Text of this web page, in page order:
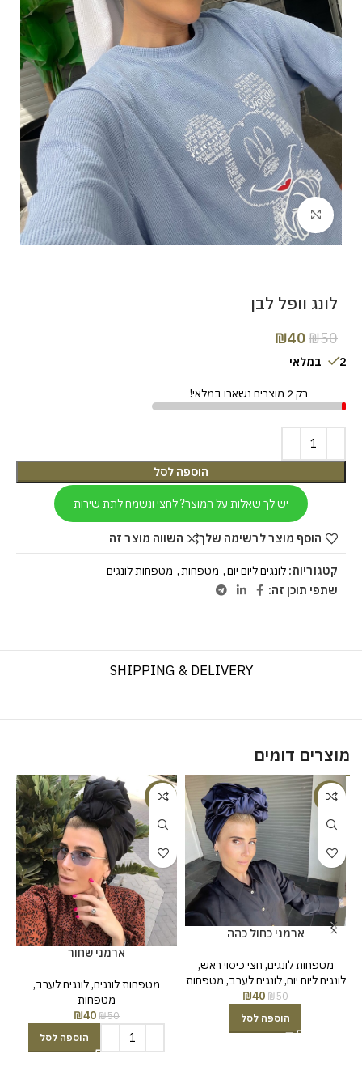
Click to enlarge
לונג וופל לבן
₪50
₪40
2 במלאי
רק 2 מוצרים נשארו במלאי!
הוספה לסל
יש לך שאלות על המוצר? לחצי ונשמח לתת שירות
הוסף מוצר לרשימה שלך השווה מוצר זה
קטגוריות: לונגים ליום יום, מטפחות, מטפחות לונגים
שתפי תוכן זה:
SHIPPING & DELIVERY
מוצרים דומים
-20%
ארמני כחול כהה
מטפחות לונגים, חצי כיסוי ראש,
לונגים ליום יום,לונגים לערב, מטפחות
₪50
₪40
הוספה לסל
-20%
ארמני שחור
מטפחות לונגים,לונגים לערב,
מטפחות
₪50
₪40
הוספה לסל